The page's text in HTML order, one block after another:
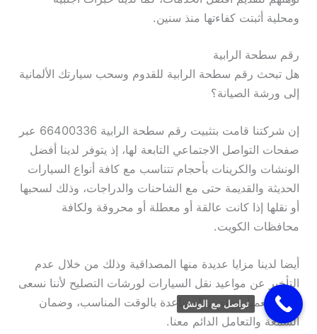
ومحلية أثبتت كفاءتها منذ سنين.
رقم سطحة الرابية
هل تبحث رقم سطحة الرابية للقدوم وسحب سيارتك الألمانية
إلى ورشة الصيانة؟
إن شركتنا قامت بتثبيت رقم سطحة الرابية 66400336 عبر
صفحات التواصل الاجتماعي التابعة لها، إذ يتوفر لدينا أفضل
الونشات والكرينات بأحجام تتناسب مع كافة أنواع السيارات
الحديثة والقديمة حتى مع الشاحنات والدراجات، وذلك لسحبها
أو نقلها إذا كانت عالقة أو معطلة أو محروقة ولكافة
محافظات الكويت.
أيضا لدينا مزايا عديدة منها المصداقية وذلك من خلال عدم
التأخير عن مواعيد نقل السيارات لورشات التصليح لأننا نسعى
لرضا العميل وتقديم المساعدة بالوقت المناسب، وضمان
السمعة والتعامل الدائم معنا.
تواصل مع الونش